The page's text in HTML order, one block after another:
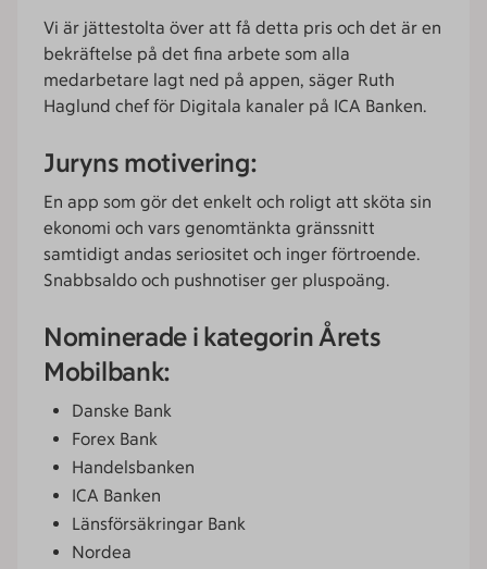
Vi är jättestolta över att få detta pris och det är en
bekräftelse på det fina arbete som alla
medarbetare lagt ned på appen, säger Ruth
Haglund chef för Digitala kanaler på ICA Banken.
Juryns motivering:
En app som gör det enkelt och roligt att sköta sin
ekonomi och vars genomtänkta gränssnitt
samtidigt andas seriositet och inger förtroende.
Snabbsaldo och pushnotiser ger pluspoäng.
Nominerade i kategorin Årets
Mobilbank:
Danske Bank
Forex Bank
Handelsbanken
ICA Banken
Länsförsäkringar Bank
Nordea